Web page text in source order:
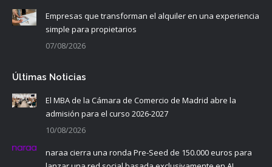
Empresas que transforman el alquiler en una experiencia
simple para propietarios
07/08/2026
Últimas Noticias
El MBA de la Cámara de Comercio de Madrid abre la
admisión para el curso 2026-2027
10/08/2026
naraa cierra una ronda Pre-Seed de 150.000 euros para